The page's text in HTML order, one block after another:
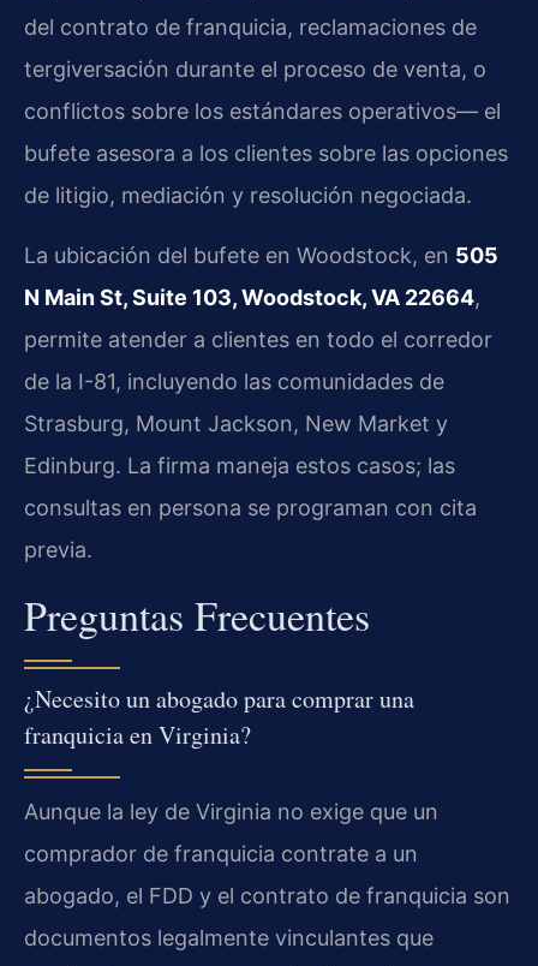
del contrato de franquicia, reclamaciones de
tergiversación durante el proceso de venta, o
conflictos sobre los estándares operativos— el
bufete asesora a los clientes sobre las opciones
de litigio, mediación y resolución negociada.
La ubicación del bufete en Woodstock, en 505
N Main St, Suite 103, Woodstock, VA 22664,
permite atender a clientes en todo el corredor
de la I-81, incluyendo las comunidades de
Strasburg, Mount Jackson, New Market y
Edinburg. La firma maneja estos casos; las
consultas en persona se programan con cita
previa.
Preguntas Frecuentes
¿Necesito un abogado para comprar una
franquicia en Virginia?
Aunque la ley de Virginia no exige que un
comprador de franquicia contrate a un
abogado, el FDD y el contrato de franquicia son
documentos legalmente vinculantes que